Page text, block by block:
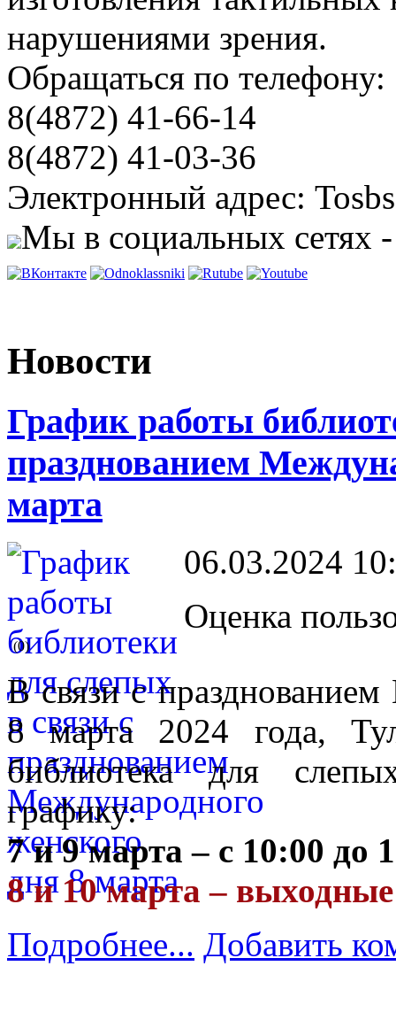
нарушениями зрения.
Обращаться по телефону:
8(4872) 41-66-14
8(4872) 41-03-36
Электронный адрес:
Мы в социальных сетях
Новости
График работы
празднованием
марта
06.03.2024
Оценка
(0)
В связи с
8 марта 2024 года,
библиотека для
графику:
7 и 9 марта – с 10:00 до
8 и 10 марта –
Подробнее... Добавить